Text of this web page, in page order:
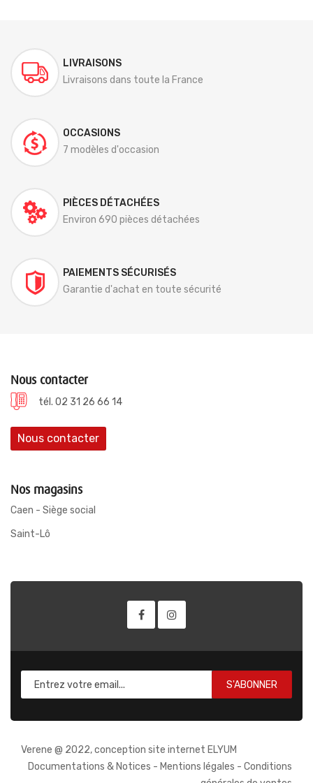
LIVRAISONS
Livraisons dans toute la France
OCCASIONS
7 modèles d'occasion
PIÈCES DÉTACHÉES
Environ 690 pièces détachées
PAIEMENTS SÉCURISÉS
Garantie d'achat en toute sécurité
Nous contacter
tél. 02 31 26 66 14
Nous contacter
Nos magasins
Caen - Siège social
Saint-Lô
S'ABONNER
Verene @ 2022, conception site internet ELYUM
Documentations & Notices - Mentions légales - Conditions